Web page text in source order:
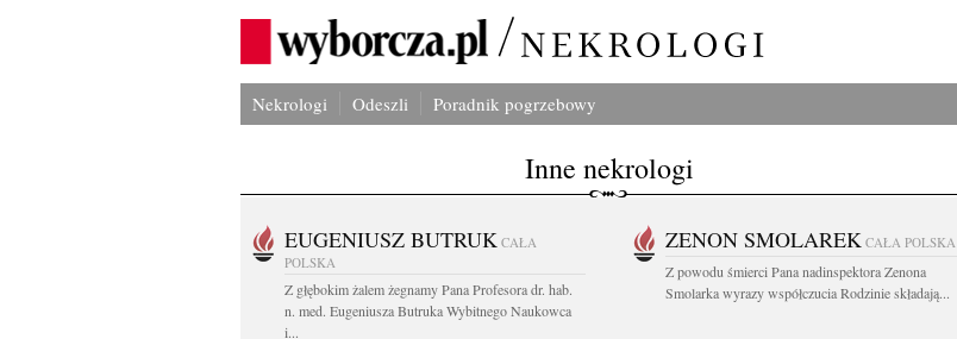
Nekrologi Odeszli Poradnik pogrzebowy
Inne nekrologi
EUGENIUSZ BUTRUK CAŁA
POLSKA
Z głębokim żalem żegnamy Pana Profesora dr. hab.
n. med. Eugeniusza Butruka Wybitnego Naukowca
i...
ZENON SMOLAREK CAŁA POLSKA
Z powodu śmierci Pana nadinspektora Zenona
Smolarka wyrazy współczucia Rodzinie składają...